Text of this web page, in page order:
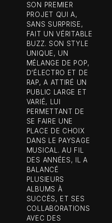
SON PREMIER
PROJET QUI A,
SANS SURPRISE,
FAIT UN VÉRITABLE
BUZZ. SON STYLE
UNIQUE, UN
MÉLANGE DE POP,
D’ÉLECTRO ET DE
RAP, A ATTIRÉ UN
PUBLIC LARGE ET
VARIÉ, LUI
PERMETTANT DE
SE FAIRE UNE
PLACE DE CHOIX
DANS LE PAYSAGE
MUSICAL. AU FIL
DES ANNÉES, IL A
BALANCÉ
PLUSIEURS
ALBUMS À
SUCCÈS, ET SES
COLLABORATIONS
AVEC DES